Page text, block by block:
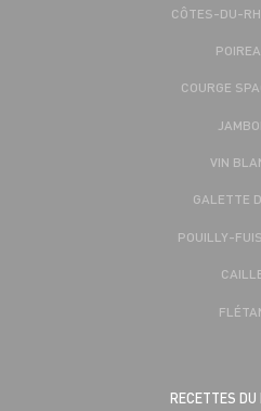
CÔTES-DU-
COURGE
VIN
GALETTE
POUILLY-
RECETTES DU